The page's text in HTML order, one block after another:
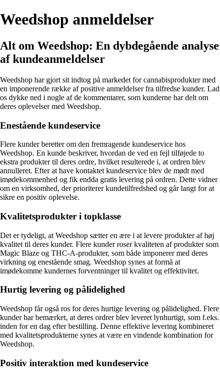
Weedshop anmeldelser
Alt om Weedshop: En dybdegående analyse
af kundeanmeldelser
Weedshop har gjort sit indtog på markedet for cannabisprodukter med
en imponerende række af positive anmeldelser fra tilfredse kunder. Lad
os dykke ned i nogle af de kommentarer, som kunderne har delt om
deres oplevelser med Weedshop.
Enestående kundeservice
Flere kunder beretter om den fremragende kundeservice hos
Weedshop. En kunde beskriver, hvordan de ved en fejl tilføjede to
ekstra produkter til deres ordre, hvilket resulterede i, at ordren blev
annulleret. Efter at have kontaktet kundeservice blev de mødt med
imødekommenhed og fik endda gratis levering på ordren. Dette vidner
om en virksomhed, der prioriterer kundetilfredshed og går langt for at
sikre en positiv oplevelse.
Kvalitetsprodukter i topklasse
Det er tydeligt, at Weedshop sætter en ære i at levere produkter af høj
kvalitet til deres kunder. Flere kunder roser kvaliteten af produkter som
Magic Blaze og THC-A-produkter, som både imponerer med deres
virkning og enestående smag. Weedshop synes at formå at
imødekomme kundernes forventninger til kvalitet og effektivitet.
Hurtig levering og pålidelighed
Weedshop får også ros for deres hurtige levering og pålidelighed. Flere
kunder har bemærket, at deres ordrer blev leveret lynhurtigt, som f.eks.
inden for en dag efter bestilling. Denne effektive levering kombineret
med kvalitetsprodukterne synes at være en vindende kombination for
Weedshop.
Positiv interaktion med kundeservice